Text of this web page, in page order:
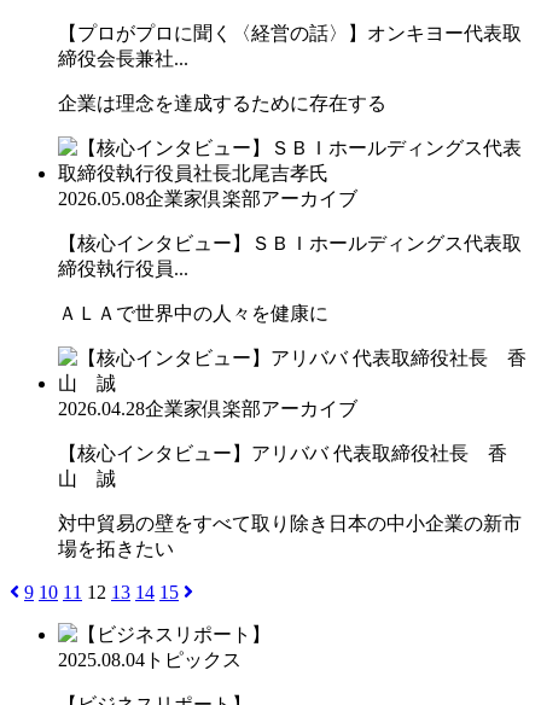
【プロがプロに聞く〈経営の話〉】オンキヨー代表取
締役会長兼社...
企業は理念を達成するために存在する
2026.05.08企業家倶楽部アーカイブ
【核心インタビュー】ＳＢＩホールディングス代表取
締役執行役員...
ＡＬＡで世界中の人々を健康に
2026.04.28企業家倶楽部アーカイブ
【核心インタビュー】アリババ 代表取締役社長 香
山 誠
対中貿易の壁をすべて取り除き日本の中小企業の新市
場を拓きたい
9 10 11 12 13 14 15
2025.08.04 トピックス